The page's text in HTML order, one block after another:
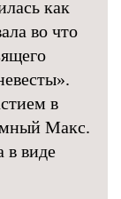
как
во что
в
Макс.
в виде